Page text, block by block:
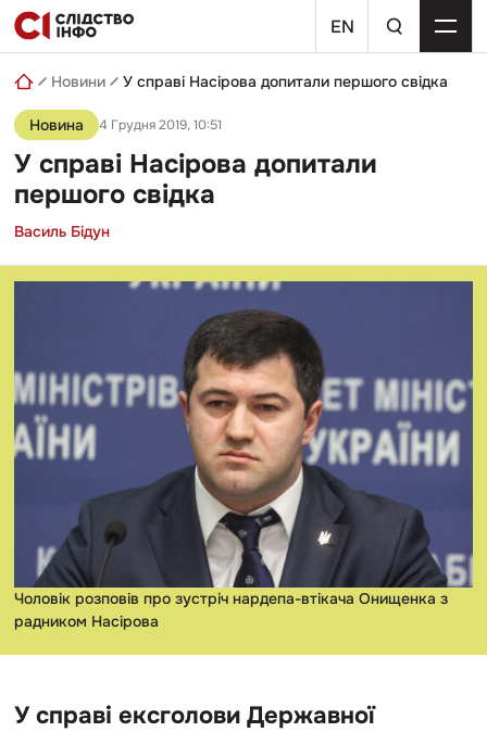
Skip
to
content
EN
пошуковий
запит
Новини У справі Насірова допитали першого свідка
Новина 4 Грудня 2019, 10:51
У справі Насірова допитали
першого свідка
Василь Бідун
Чоловік розповів про зустріч нардепа-втікача Онищенка з
радником Насірова
У справі ексголови Державної